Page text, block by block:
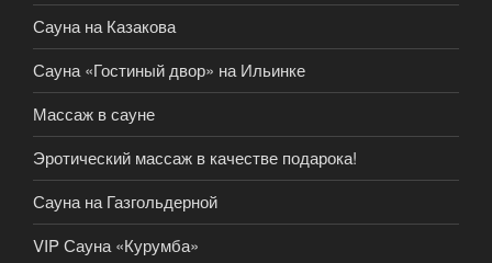
Сауна на Казакова
Сауна «Гостиный двор» на Ильинке
Массаж в сауне
Эротический массаж в качестве подарока!
Сауна на Газгольдерной
VIP Сауна «Курумба»